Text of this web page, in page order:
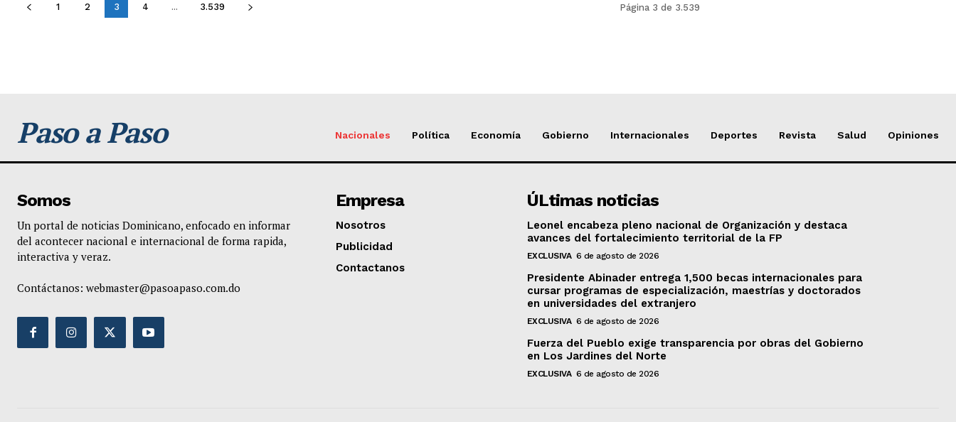
1 2 3 4 ... 3.539 Página 3 de 3.539
Paso a Paso Nacionales Política Economía Gobierno Internacionales Deportes Revista Salud Opiniones
Somos
Un portal de noticias Dominicano, enfocado en informar
del acontecer nacional e internacional de forma rapida,
interactiva y veraz.
Contáctanos: webmaster@pasoapaso.com.do
Empresa
Nosotros
Publicidad
Contactanos
ÚLtimas noticias
Leonel encabeza pleno nacional de Organización y destaca
avances del fortalecimiento territorial de la FP
EXCLUSIVA 6 de agosto de 2026
Presidente Abinader entrega 1,500 becas internacionales para
cursar programas de especialización, maestrías y doctorados
en universidades del extranjero
EXCLUSIVA 6 de agosto de 2026
Fuerza del Pueblo exige transparencia por obras del Gobierno
en Los Jardines del Norte
EXCLUSIVA 6 de agosto de 2026